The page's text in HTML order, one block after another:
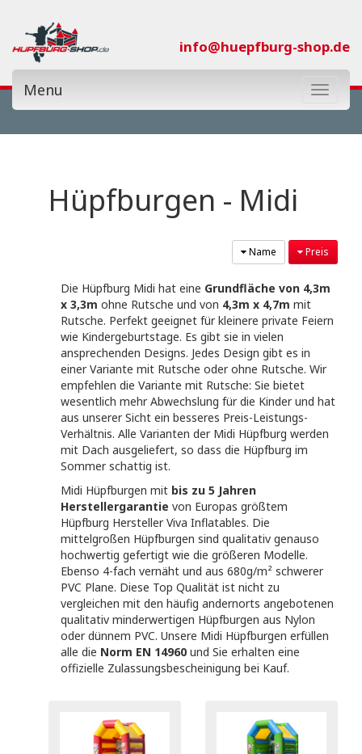
info@huepfburg-shop.de
Menu
Toggle
Themenwelt:
€26.500
6.625 13.250 19.875 26.500
Suche starten
Hüpfburgen - Midi
Name Preis
Die Hüpfburg Midi hat eine Grundfläche von 4,3m
x 3,3m ohne Rutsche und von 4,3m x 4,7m mit
Rutsche. Perfekt geeignet für kleinere private Feiern
wie Kindergeburtstage. Es gibt sie in vielen
ansprechenden Designs. Jedes Design gibt es in
einer Variante mit Rutsche oder ohne Rutsche. Wir
empfehlen die Variante mit Rutsche: Sie bietet
wesentlich mehr Abwechslung für die Kinder und hat
aus unserer Sicht ein besseres Preis-Leistungs-
Verhältnis. Alle Varianten der Midi Hüpfburg werden
mit Dach ausgeliefert, so dass die Hüpfburg im
Sommer schattig ist.
Midi Hüpfburgen mit bis zu 5 Jahren
Herstellergarantie von Europas größtem
Hüpfburg Hersteller Viva Inflatables. Die
mittelgroßen Hüpfburgen sind qualitativ genauso
hochwertig gefertigt wie die größeren Modelle.
Ebenso 4-fach vernäht und aus 680g/m² schwerer
PVC Plane. Diese Top Qualität ist nicht zu
vergleichen mit den häufig andernorts angebotenen
qualitativ minderwertigen Hüpfburgen aus Nylon
oder dünnem PVC. Unsere Midi Hüpfburgen erfüllen
alle die Norm EN 14960 und Sie erhalten eine
offizielle Zulassungsbescheinigung bei Kauf.